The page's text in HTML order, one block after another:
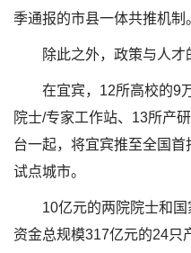
季通报的市县一体共推机制
除此之外，政策与人才
在宜宾，12所高校的9
院士/专家工作站、13所产
台一起，将宜宾推至全国
试点城市。
10亿元的两院院士和
资金总规模317亿元的24只